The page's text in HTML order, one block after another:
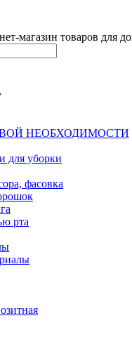
магазин товаров для
НЕОБХОДИМОСТИ
для уборки
фасовка
рта